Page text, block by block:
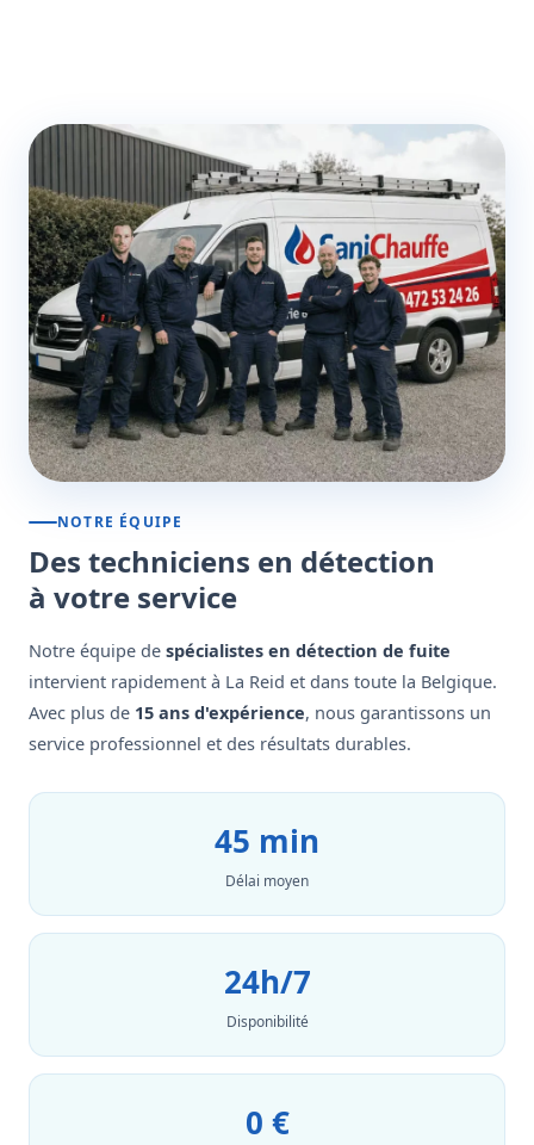
NOTRE ÉQUIPE
Des techniciens en détection
à votre service
Notre équipe de spécialistes en détection de fuite
intervient rapidement à La Reid et dans toute la Belgique.
Avec plus de 15 ans d'expérience, nous garantissons un
service professionnel et des résultats durables.
45 min
Délai moyen
24h/7
Disponibilité
0 €